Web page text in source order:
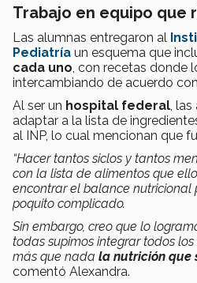
Trabajo en equipo que
Las alumnas entregaron al
Pediatría un esquema que
cada uno, con recetas donde
intercambiando de acuerdo
Al ser un hospital federal, las
adaptar a la lista de
al INP, lo cual mencionan que
“Hacer tantos siclos y tantos
con la lista de alimentos que
encontrar el balance nutricional
poquito complicado.
Sin embargo, creo que lo
todas supimos integrar todos
más que nada la nutrición que
comentó Alexandra.